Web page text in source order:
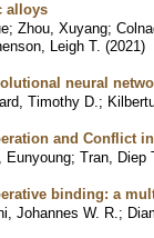
alloys
; Zhou, Xuyang;
Leigh T. (2021)
neural
Timothy D. ;
and Conflict
Eunyoung; Tran, Diep
binding: a
Johannes W. R. ;